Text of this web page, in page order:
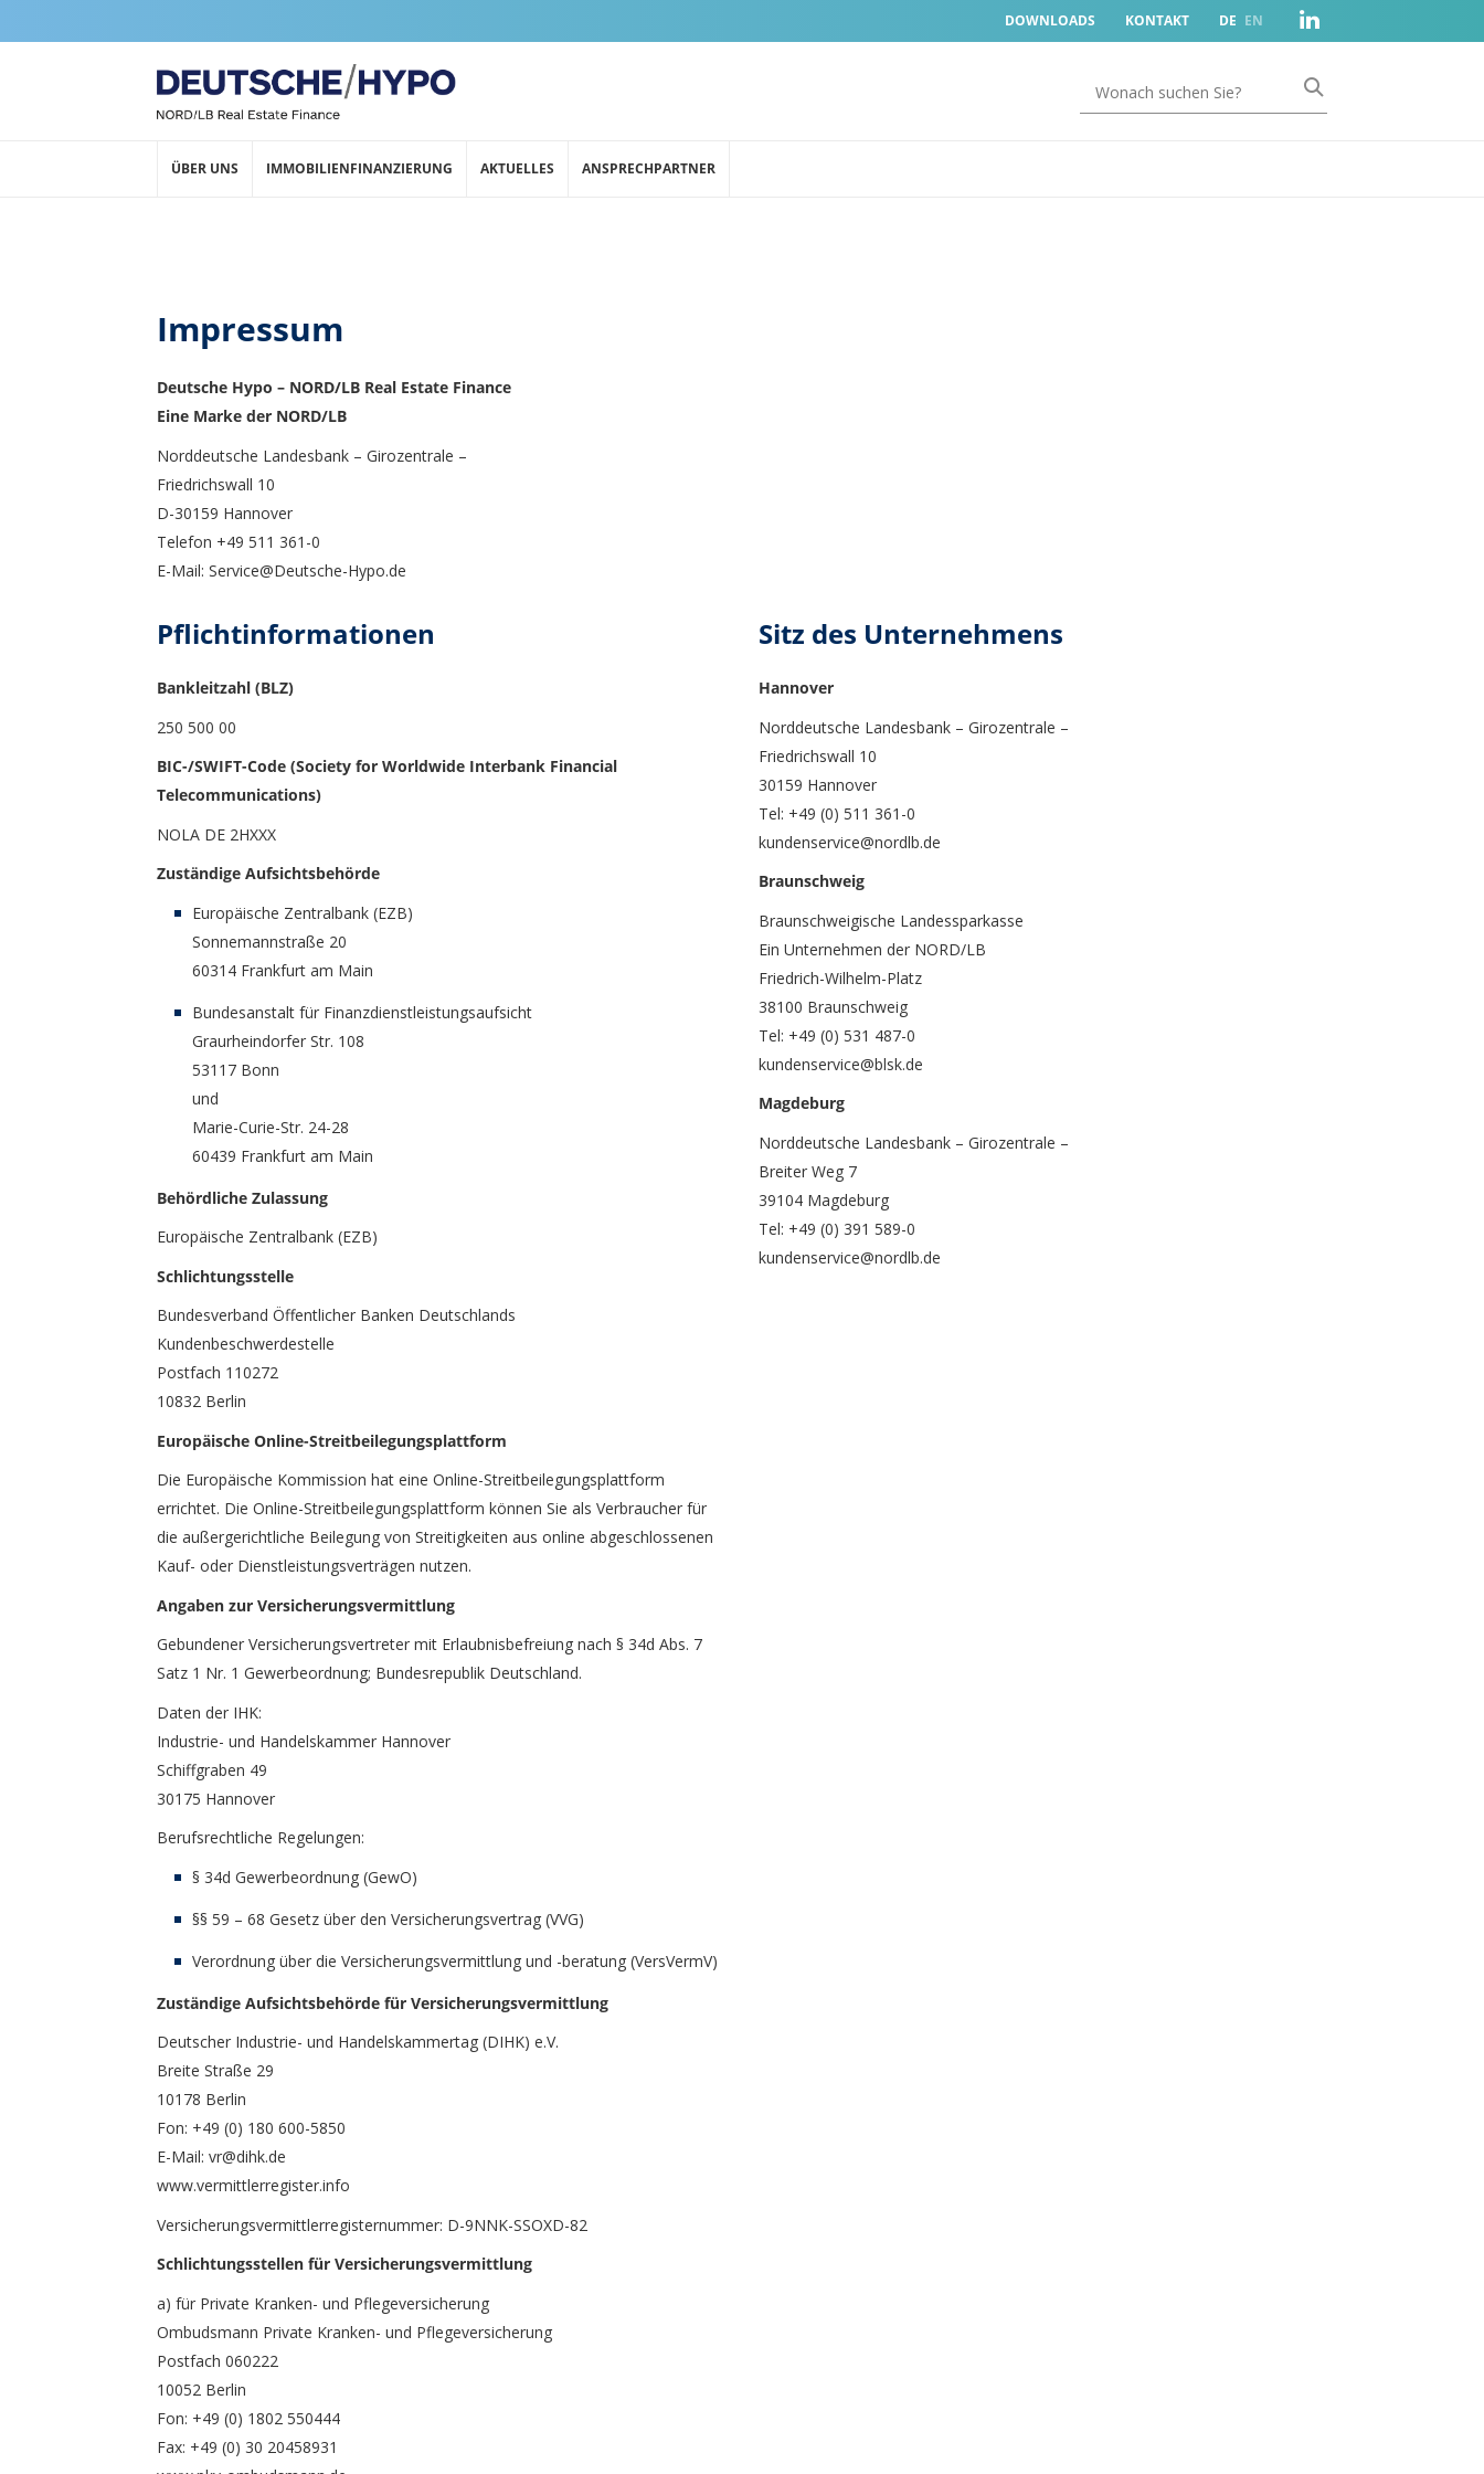
DOWNLOADS KONTAKT DE EN
ÜBER UNS IMMOBILIENFINANZIERUNG AKTUELLES ANSPRECHPARTNER
Impressum
Deutsche Hypo – NORD/LB Real Estate Finance
Eine Marke der NORD/LB
Norddeutsche Landesbank – Girozentrale –
Friedrichswall 10
D-30159 Hannover
Telefon +49 511 361-0
E-Mail: Service@Deutsche-Hypo.de
Pflichtinformationen
Bankleitzahl (BLZ)
250 500 00
BIC-/SWIFT-Code (Society for Worldwide Interbank Financial
Telecommunications)
NOLA DE 2HXXX
Zuständige Aufsichtsbehörde
Europäische Zentralbank (EZB)
Sonnemannstraße 20
60314 Frankfurt am Main
Bundesanstalt für Finanzdienstleistungsaufsicht
Graurheindorfer Str. 108
53117 Bonn
und
Marie-Curie-Str. 24-28
60439 Frankfurt am Main
Behördliche Zulassung
Europäische Zentralbank (EZB)
Schlichtungsstelle
Bundesverband Öffentlicher Banken Deutschlands
Kundenbeschwerdestelle
Postfach 110272
10832 Berlin
Europäische Online-Streitbeilegungsplattform
Die Europäische Kommission hat eine Online-Streitbeilegungsplattform
errichtet. Die Online-Streitbeilegungsplattform können Sie als Verbraucher für
die außergerichtliche Beilegung von Streitigkeiten aus online abgeschlossenen
Kauf- oder Dienstleistungsverträgen nutzen.
Angaben zur Versicherungsvermittlung
Gebundener Versicherungsvertreter mit Erlaubnisbefreiung nach § 34d Abs. 7
Satz 1 Nr. 1 Gewerbeordnung; Bundesrepublik Deutschland.
Daten der IHK:
Industrie- und Handelskammer Hannover
Schiffgraben 49
30175 Hannover
Berufsrechtliche Regelungen:
§ 34d Gewerbeordnung (GewO)
§§ 59 – 68 Gesetz über den Versicherungs­vertrag (VVG)
Verordnung über die Versicherungs­vermittlung und -beratung (VersVermV)
Zuständige Aufsichtsbehörde für Versicherungsvermittlung
Deutscher Industrie- und Handelskammertag (DIHK) e.V.
Breite Straße 29
10178 Berlin
Fon: +49 (0) 180 600-5850
E-Mail: vr@dihk.de
www.vermittlerregister.info
Versicherungsvermittlerregisternummer: D-9NNK-SSOXD-82
Schlichtungsstellen für Versicherungsvermittlung
a) für Private Kranken- und Pflegeversicherung
Ombudsmann Private Kranken- und Pflegeversicherung
Postfach 060222
10052 Berlin
Fon: +49 (0) 1802 550444
Fax: +49 (0) 30 20458931
Sitz des Unternehmens
Hannover
Norddeutsche Landesbank – Girozentrale –
Friedrichswall 10
30159 Hannover
Tel: +49 (0) 511 361-0
kundenservice@nordlb.de
Braunschweig
Braunschweigische Landessparkasse
Ein Unternehmen der NORD/LB
Friedrich-Wilhelm-Platz
38100 Braunschweig
Tel: +49 (0) 531 487-0
kundenservice@blsk.de
Magdeburg
Norddeutsche Landesbank – Girozentrale –
Breiter Weg 7
39104 Magdeburg
Tel: +49 (0) 391 589-0
kundenservice@nordlb.de